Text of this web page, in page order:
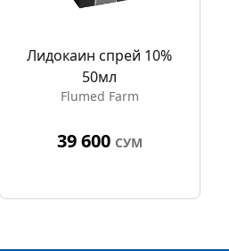
Лидокаин спрей 10%
50мл
Flumed Farm
39 600 СУМ